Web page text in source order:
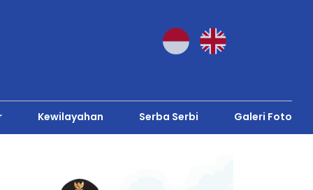
Kewilayahan Serba Serbi Galeri Foto